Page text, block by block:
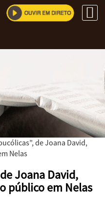
de Joana David,
Nelas
Joana David,
público em Nelas